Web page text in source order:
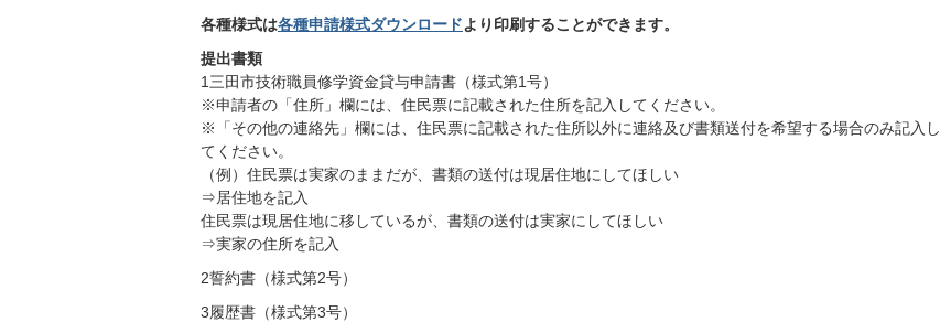
各種様式は各種申請様式ダウンロードより印刷することができます。
提出書類
1三田市技術職員修学資金貸与申請書（様式第1号）
※申請者の「住所」欄には、住民票に記載された住所を記入してください。
※「その他の連絡先」欄には、住民票に記載された住所以外に連絡及び書類送付を希望する場合のみ記入し
てください。
（例）住民票は実家のままだが、書類の送付は現居住地にしてほしい
⇒居住地を記入
住民票は現居住地に移しているが、書類の送付は実家にしてほしい
⇒実家の住所を記入
2誓約書（様式第2号）
3履歴書（様式第3号）